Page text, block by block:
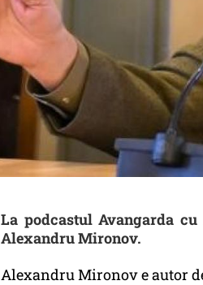
La podcastul Avangarda
Alexandru Mironov.
Alexandru Mironov e autor